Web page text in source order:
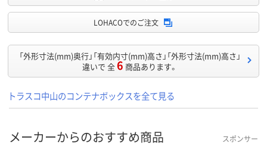
LOHACOでのご注文
「外形寸法(mm)奥行」「有効内寸(mm)高さ」「外形寸法(mm)高さ」
違いで 全6 商品あります。
トラスコ中山のコンテナボックスを全て見る
メーカーからのおすすめ商品 スポンサー